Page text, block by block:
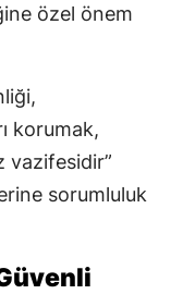
özel önem
korumak,
vazifesidir”
sorumluluk